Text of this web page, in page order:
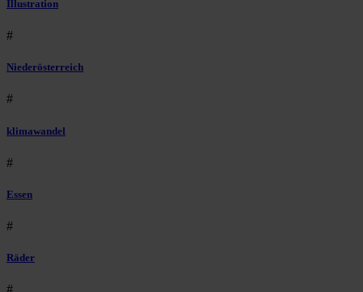
Illustration
#
Niederösterreich
#
klimawandel
#
Essen
#
Räder